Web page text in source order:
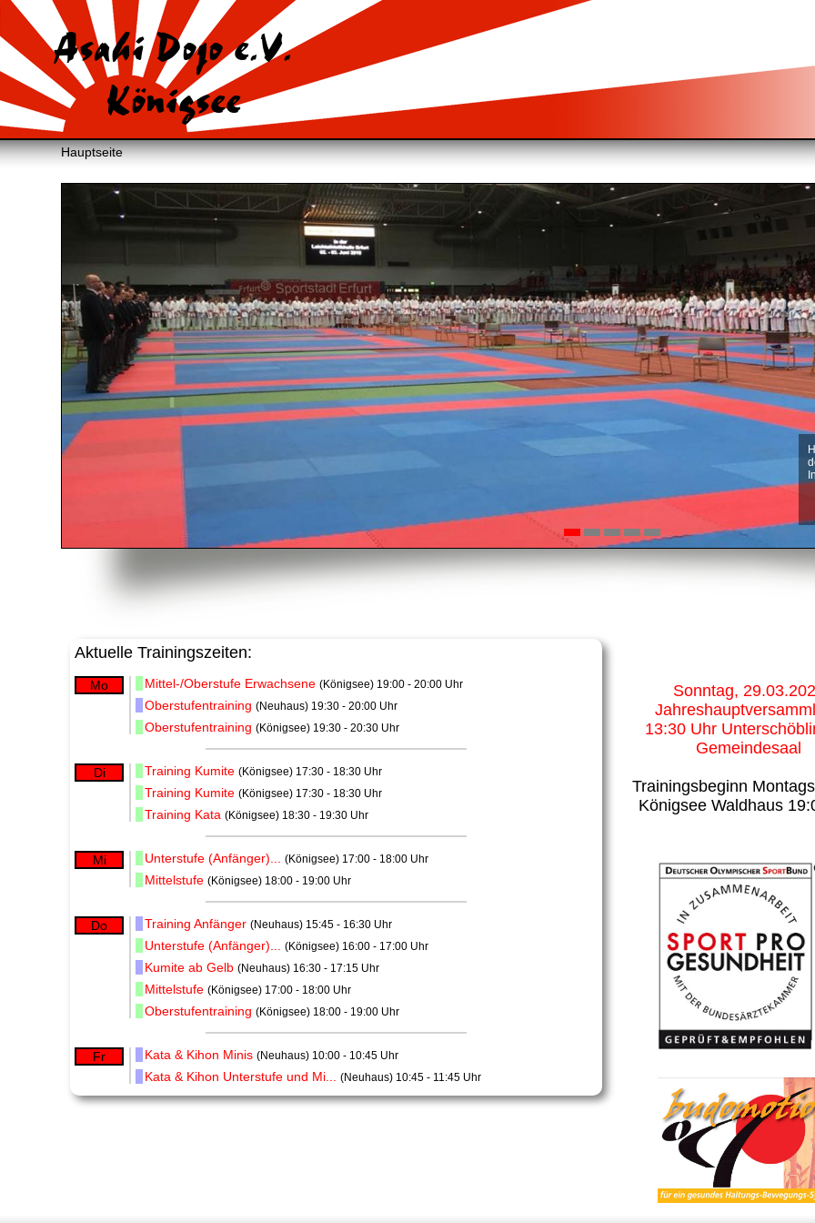
Asahi Dojo e.V.
Königsee
Hauptseite
Aktuelle Trainingszeiten:
Mo Mittel-/Oberstufe Erwachsene (Königsee) 19:00 - 20:00 Uhr
Oberstufentraining (Neuhaus) 19:30 - 20:00 Uhr
Oberstufentraining (Königsee) 19:30 - 20:30 Uhr
Di Training Kumite (Königsee) 17:30 - 18:30 Uhr
Training Kumite (Königsee) 17:30 - 18:30 Uhr
Training Kata (Königsee) 18:30 - 19:30 Uhr
Mi Unterstufe (Anfänger)... (Königsee) 17:00 - 18:00 Uhr
Mittelstufe (Königsee) 18:00 - 19:00 Uhr
Do Training Anfänger (Neuhaus) 15:45 - 16:30 Uhr
Unterstufe (Anfänger)... (Königsee) 16:00 - 17:00 Uhr
Kumite ab Gelb (Neuhaus) 16:30 - 17:15 Uhr
Mittelstufe (Königsee) 17:00 - 18:00 Uhr
Oberstufentraining (Königsee) 18:00 - 19:00 Uhr
Fr Kata & Kihon Minis (Neuhaus) 10:00 - 10:45 Uhr
Kata & Kihon Unterstufe und Mi... (Neuhaus) 10:45 - 11:45 Uhr
Sonntag,
13:30 Uhr
Gemeindesaal
Trainingsbeginn
Königsee Waldhaus